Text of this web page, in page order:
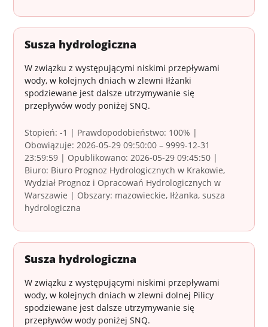
Susza hydrologiczna
W związku z występującymi niskimi przepływami
wody, w kolejnych dniach w zlewni Iłżanki
spodziewane jest dalsze utrzymywanie się
przepływów wody poniżej SNQ.
Stopień: -1 | Prawdopodobieństwo: 100% |
Obowiązuje: 2026-05-29 09:50:00 – 9999-12-31
23:59:59 | Opublikowano: 2026-05-29 09:45:50 |
Biuro: Biuro Prognoz Hydrologicznych w Krakowie,
Wydział Prognoz i Opracowań Hydrologicznych w
Warszawie | Obszary: mazowieckie, Iłżanka, susza
hydrologiczna
Susza hydrologiczna
W związku z występującymi niskimi przepływami
wody, w kolejnych dniach w zlewni dolnej Pilicy
spodziewane jest dalsze utrzymywanie się
przepływów wody poniżej SNQ.